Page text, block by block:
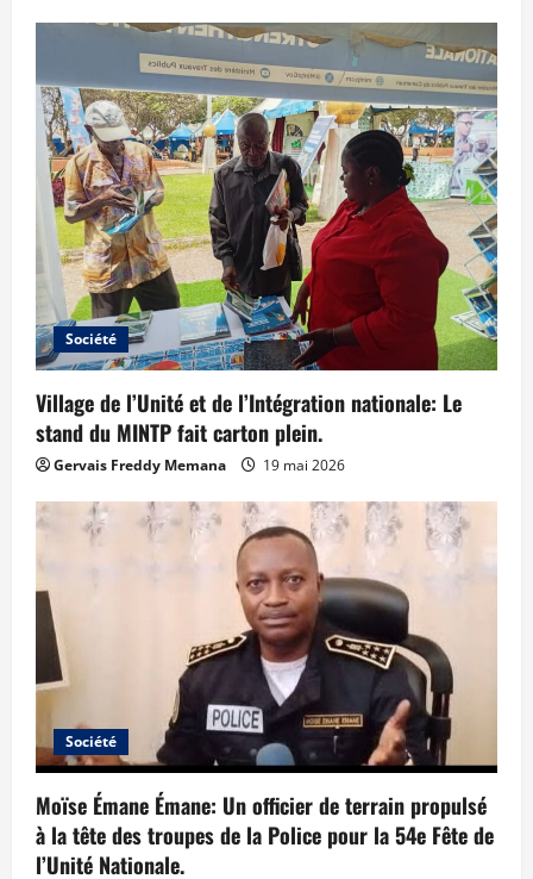
Société
Village de l’Unité et de l’Intégration nationale: Le
stand du MINTP fait carton plein.
Gervais Freddy Memana 19 mai 2026
Société
Moïse Émane Émane: Un officier de terrain propulsé
à la tête des troupes de la Police pour la 54e Fête de
l’Unité Nationale.